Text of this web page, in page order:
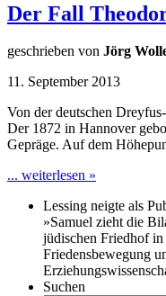
Der Fall
geschrieben von Jörg
11. September 2013
Von der deutschen
Der 1872 in Hannover
Gepräge. Auf dem
... weiterlesen »
Lessing neigte als
»Samuel zieht die
jüdischen Friedhof
Friedensbewegung
Suchen